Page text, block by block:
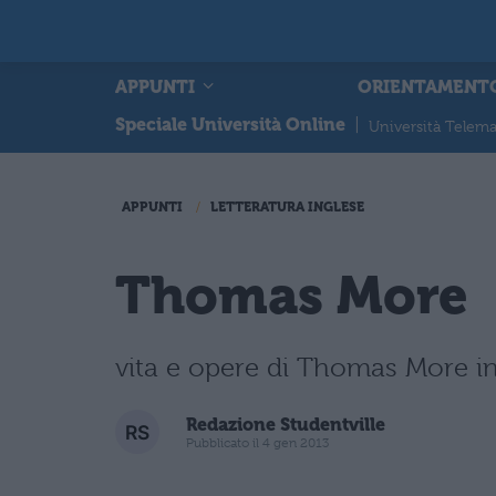
APPUNTI
Speciale Università Online
Università
APPUNTI LETTERATURA INGLESE
Thomas More
vita e opere di Thomas More
Redazione Studentville
Pubblicato il 4 gen 2013